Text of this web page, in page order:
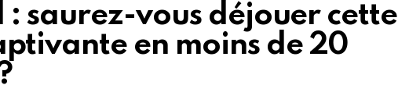
: saurez-vous déjouer cette
en moins de 20